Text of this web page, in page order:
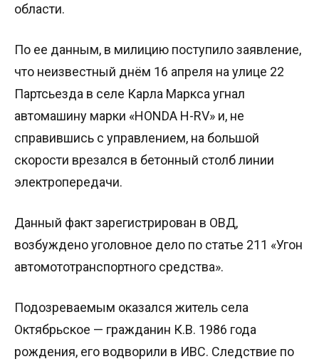
области.
По ее данным, в милицию поступило заявление,
что неизвестный днём 16 апреля на улице 22
Партсьезда в селе Карла Маркса угнал
автомашину марки «HONDA H-RV» и, не
справившись с управлением, на большой
скорости врезался в бетонный столб линии
электропередачи.
Данный факт зарегистрирован в ОВД,
возбуждено уголовное дело по статье 211 «Угон
автомототранспортного средства».
Подозреваемым оказался житель села
Октябрьское — гражданин К.В. 1986 года
рождения, его водворили в ИВС. Следствие по